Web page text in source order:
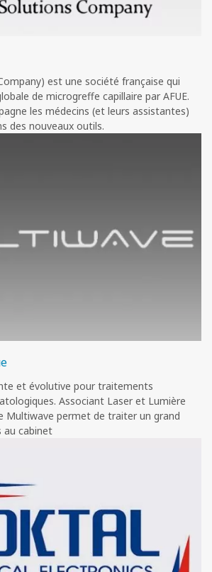
est une société française qui
de microgreffe capillaire par AFUE.
les médecins (et leurs assistantes)
des nouveaux outils.
et évolutive pour traitements
Associant Laser et Lumière
Multiwave permet de traiter un grand
au cabinet